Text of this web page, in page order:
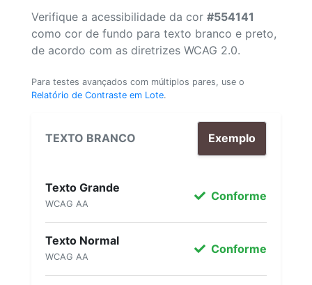
Verifique a acessibilidade da cor #554141
como cor de fundo para texto branco e preto,
de acordo com as diretrizes WCAG 2.0.
Para testes avançados com múltiplos pares, use o
Relatório de Contraste em Lote.
TEXTO BRANCO Exemplo
Texto Grande
WCAG AA
Conforme
Texto Normal
WCAG AA
Conforme